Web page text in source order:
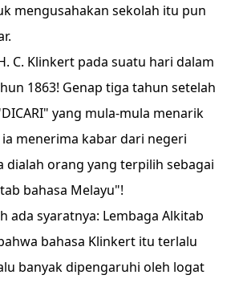
mengusahakan sekolah itu pun
C. Klinkert pada suatu hari dalam
1863! Genap tiga tahun setelah
yang mula-mula menarik
menerima kabar dari negeri
dialah orang yang terpilih sebagai
bahasa Melayu"!
ada syaratnya: Lembaga Alkitab
bahasa Klinkert itu terlalu
banyak dipengaruhi oleh logat